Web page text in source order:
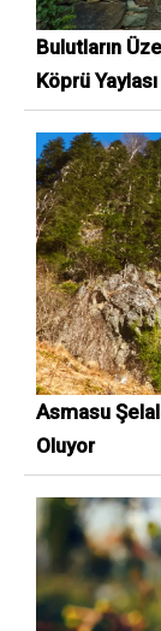
Bulutların
Köprü
Asmasu
Oluyor